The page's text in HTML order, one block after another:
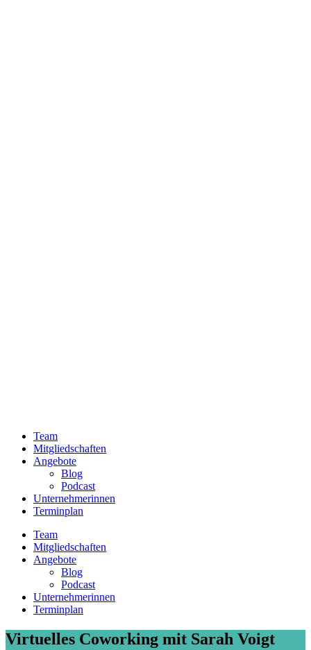
Team
Mitgliedschaften
Angebote
Blog
Podcast
Unternehmerinnen
Terminplan
Team
Mitgliedschaften
Angebote
Blog
Podcast
Unternehmerinnen
Terminplan
Virtuelles Coworking mit Sarah Voigt